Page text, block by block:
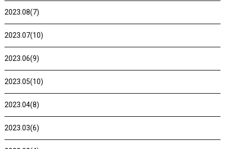
2023.08(7)
2023.07(10)
2023.06(9)
2023.05(10)
2023.04(8)
2023.03(6)